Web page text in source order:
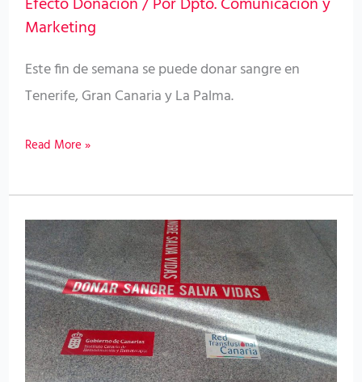
Marketing
Este fin de semana se puede donar sangre en
Tenerife, Gran Canaria y La Palma.
O
positivo
Read More »
El
ICHH
recuerda
que
se
necesitan